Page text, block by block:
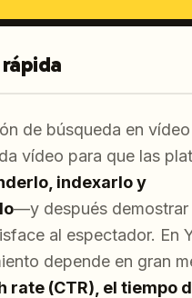
de búsqueda en
vídeo para que las
indexarlo y
—y después demostrar
al espectador. En
depende en gran
rate (CTR), el tiempo